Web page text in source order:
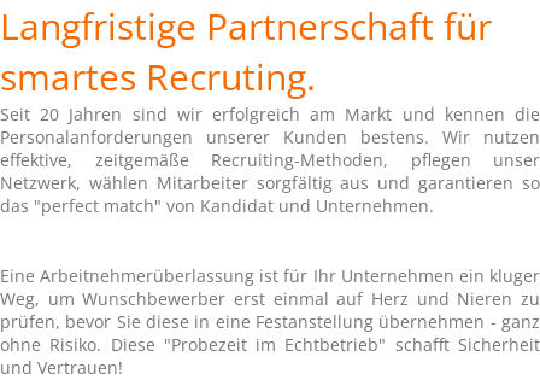
Langfristige Partnerschaft für
smartes Recruting.
Seit 20 Jahren sind wir erfolgreich am Markt und kennen die
Personalanforderungen unserer Kunden bestens. Wir nutzen
effektive, zeitgemäße Recruiting-Methoden, pflegen unser
Netzwerk, wählen Mitarbeiter sorgfältig aus und garantieren so
das "perfect match" von Kandidat und Unternehmen.
Eine Arbeitnehmerüberlassung ist für Ihr Unternehmen ein kluger
Weg, um Wunschbewerber erst einmal auf Herz und Nieren zu
prüfen, bevor Sie diese in eine Festanstellung übernehmen - ganz
ohne Risiko. Diese "Probezeit im Echtbetrieb" schafft Sicherheit
und Vertrauen!